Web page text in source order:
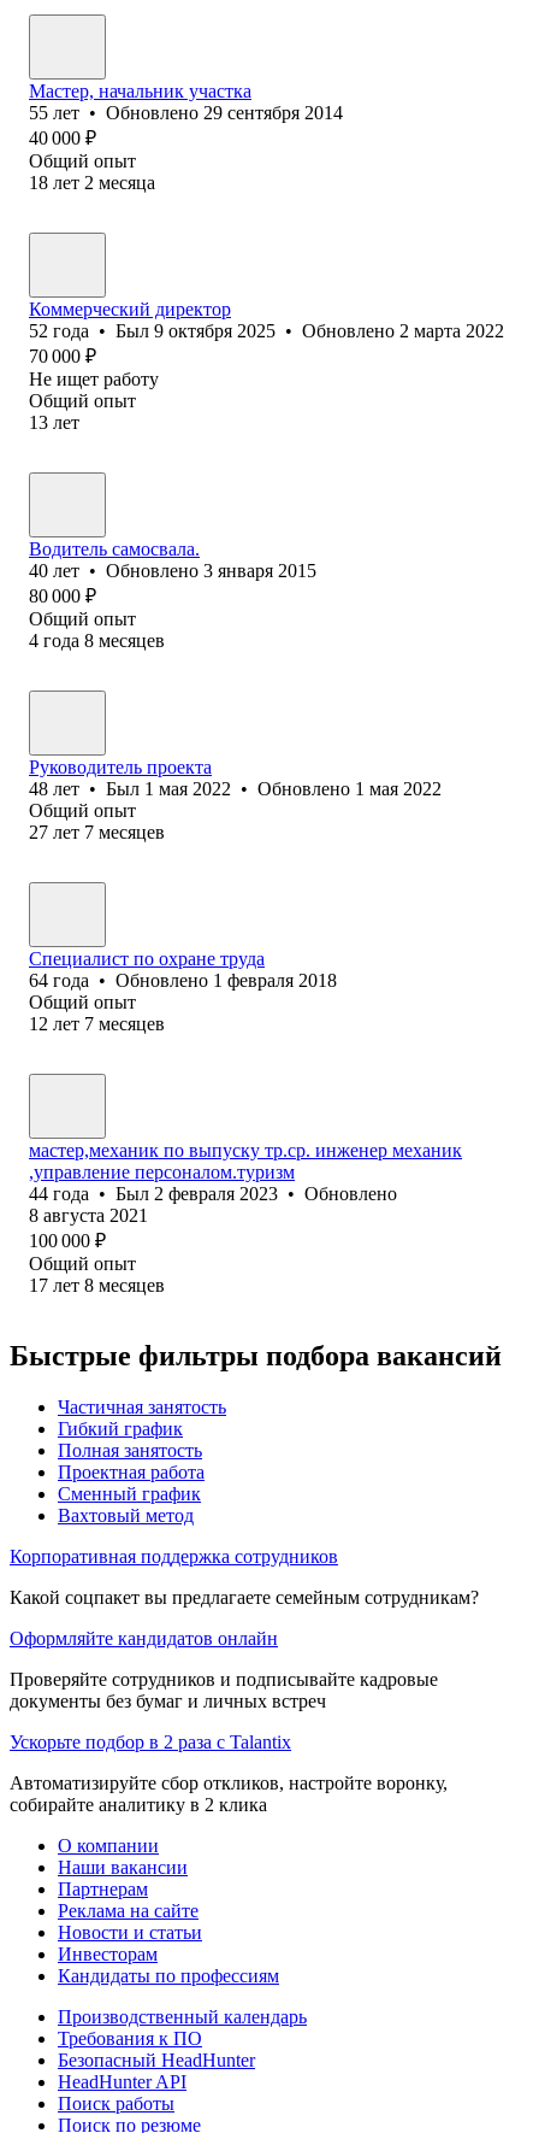
Мастер, начальник участка
55 лет • Обновлено 29 сентября 2014
40 000 ₽
Общий опыт
18 лет 2 месяца
Коммерческий директор
52 года • Был 9 октября 2025 • Обновлено 2 марта 2022
70 000 ₽
Не ищет работу
Общий опыт
13 лет
Водитель самосвала.
40 лет • Обновлено 3 января 2015
80 000 ₽
Общий опыт
4 года 8 месяцев
Руководитель проекта
48 лет • Был 1 мая 2022 • Обновлено 1 мая 2022
Общий опыт
27 лет 7 месяцев
Специалист по охране труда
64 года • Обновлено 1 февраля 2018
Общий опыт
12 лет 7 месяцев
мастер,механик по выпуску тр.ср. инженер механик
,управление персоналом.туризм
44 года • Был 2 февраля 2023 • Обновлено
8 августа 2021
100 000 ₽
Общий опыт
17 лет 8 месяцев
Быстрые фильтры подбора вакансий
Частичная занятость
Гибкий график
Полная занятость
Проектная работа
Сменный график
Вахтовый метод
Корпоративная поддержка сотрудников
Какой соцпакет вы предлагаете семейным сотрудникам?
Оформляйте кандидатов онлайн
Проверяйте сотрудников и подписывайте кадровые
документы без бумаг и личных встреч
Ускорьте подбор в 2 раза с Talantix
Автоматизируйте сбор откликов, настройте воронку,
собирайте аналитику в 2 клика
О компании
Наши вакансии
Партнерам
Реклама на сайте
Новости и статьи
Инвесторам
Кандидаты по профессиям
Производственный календарь
Требования к ПО
Безопасный HeadHunter
HeadHunter API
Поиск работы
Поиск по резюме